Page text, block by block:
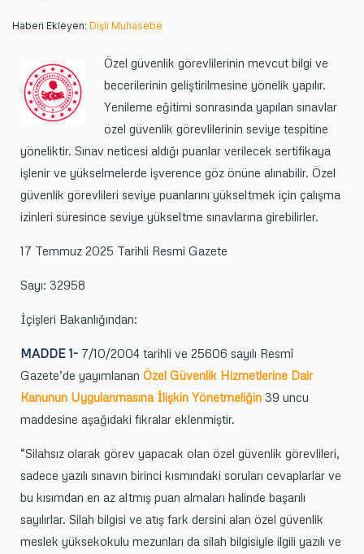
Yapılmasına
Yönetmelik
Haberi Ekleyen: Dişli Muhasebe
Özel güvenlik görevlilerinin mevcut bilgi ve
becerilerinin geliştirilmesine yönelik yapılır.
Yenileme eğitimi sonrasında yapılan sınavlar
özel güvenlik görevlilerinin seviye tespitine
yöneliktir. Sınav neticesi aldığı puanlar verilecek sertifikaya
işlenir ve yükselmelerde işverence göz önüne alınabilir. Özel
güvenlik görevlileri seviye puanlarını yükseltmek için çalışma
izinleri süresince seviye yükseltme sınavlarına girebilirler.
17 Temmuz 2025 Tarihli Resmi Gazete
Sayı: 32958
İçişleri Bakanlığından:
MADDE 1- 7/10/2004 tarihli ve 25606 sayılı Resmî
Gazete’de yayımlanan Özel Güvenlik Hizmetlerine Dair
Kanunun Uygulanmasına İlişkin Yönetmeliğin 39 uncu
maddesine aşağıdaki fıkralar eklenmiştir.
“Silahsız olarak görev yapacak olan özel güvenlik görevlileri,
sadece yazılı sınavın birinci kısmındaki soruları cevaplarlar ve
bu kısımdan en az altmış puan almaları halinde başarılı
sayılırlar. Silah bilgisi ve atış fark dersini alan özel güvenlik
meslek yüksekokulu mezunları da silah bilgisiyle ilgili yazılı ve